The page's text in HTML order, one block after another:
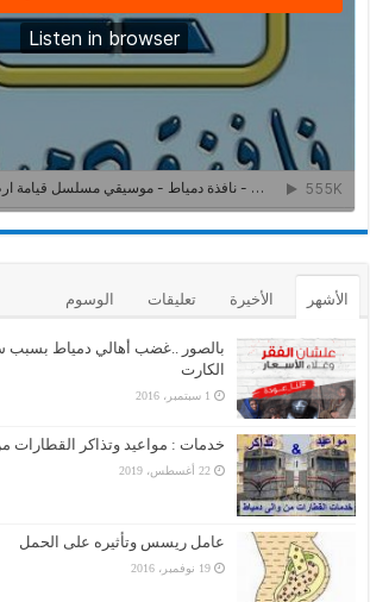
الأشهر الأخيرة تعليقات الوسوم
بالصور ..غضب أهالي دمياط بسبب
الكارت
1 سبتمبر، 2016
خدمات : مواعيد وتذاكر القطارات
22 أغسطس، 2019
عامل ريسس وتأثيره على الحمل
19 نوفمبر، 2016